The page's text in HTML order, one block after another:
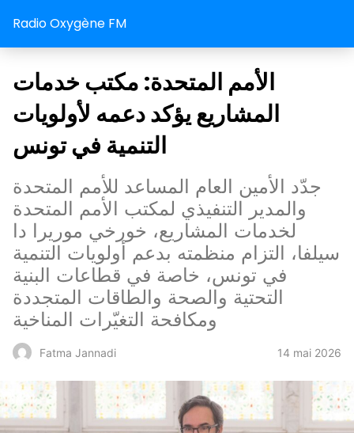
Radio Oxygène FM
الأمم المتحدة: مكتب خدمات
المشاريع يؤكد دعمه لأولويات
التنمية في تونس
جدّد الأمين العام المساعد للأمم المتحدة
والمدير التنفيذي لمكتب الأمم المتحدة
لخدمات المشاريع، خورخي موريرا دا
سيلفا، التزام منظمته بدعم أولويات التنمية
في تونس، خاصة في قطاعات البنية
التحتية والصحة والطاقات المتجددة
ومكافحة التغيّرات المناخية
Fatma Jannadi 14 mai 2026